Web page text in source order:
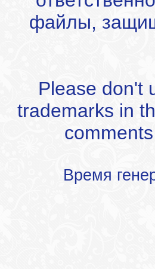
файлы,
Please don't
trademarks in
Время